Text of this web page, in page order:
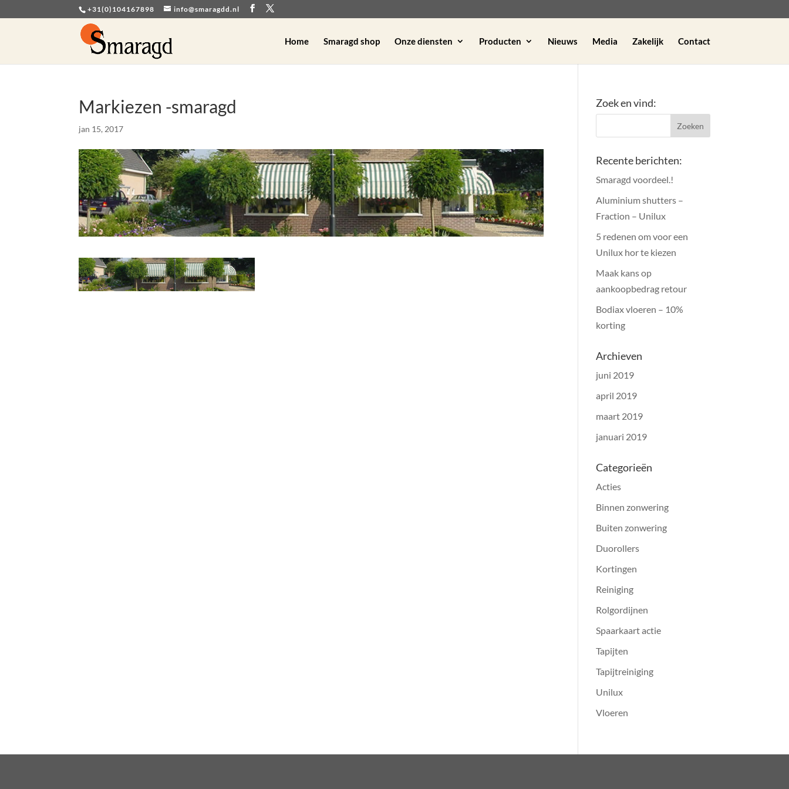
+31(0)104167898 info@smaragdd.nl
Home Smaragd shop Onze diensten Producten Nieuws Media Zakelijk Contact
Markiezen -smaragd
jan 15, 2017
Zoek en vind:
Recente berichten:
Smaragd voordeel.!
Aluminium shutters –
Fraction – Unilux
5 redenen om voor een
Unilux hor te kiezen
Maak kans op
aankoopbedrag retour
Bodiax vloeren – 10%
korting
Archieven
juni 2019
april 2019
maart 2019
januari 2019
Categorieën
Acties
Binnen zonwering
Buiten zonwering
Duorollers
Kortingen
Reiniging
Rolgordijnen
Spaarkaart actie
Tapijten
Tapijtreiniging
Unilux
Vloeren